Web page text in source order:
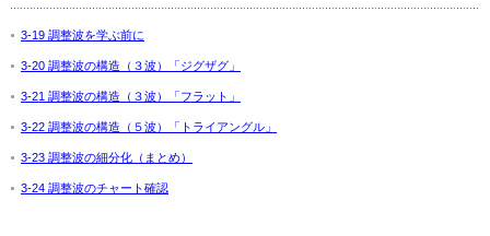
3-19 調整波を学ぶ前に
3-20 調整波の構造（３波）「ジグザグ」
3-21 調整波の構造（３波）「フラット」
3-22 調整波の構造（５波）「トライアングル」
3-23 調整波の細分化（まとめ）
3-24 調整波のチャート確認